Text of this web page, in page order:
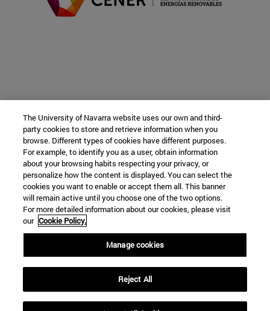
The University of Navarra website uses our own and third-
party cookies to store and retrieve information when you
browse. Different types of cookies have different purposes.
For example, to identify you as a user, obtain information
about your browsing habits respecting your privacy, or
personalize how the content is displayed. You can select the
cookies you want to enable or accept them all. This banner
will remain active until you choose one of the two options.
For more detailed information about our cookies, please visit
our Cookie Policy.
Manage cookies
Reject All